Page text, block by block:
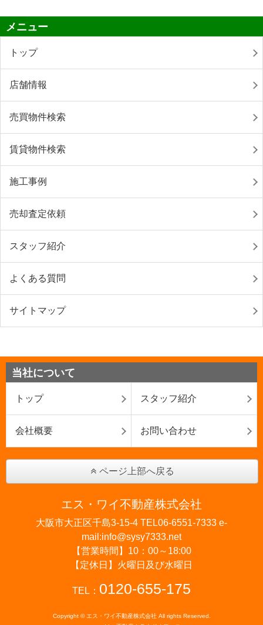
メニュー
トップ
店舗情報
売買物件検索
賃貸物件検索
施工事例
売却査定依頼
スタッフ紹介
よくある質問
サイトマップ
当社について
トップ スタッフ紹介
会社概要 お問い合わせ
ページ上部へ戻る
エス・ワイ不動産株式会社
大阪市大正区千島3-15-4 TEL06-6551-7333 e-
mail:info@sysy7333.net
【営業時間】10：00～18:00
【定休日】火曜日及び水曜日
TEL： 0120-655-175
Copyright © エス・ワイ不動産株式会社 All rights Reserved.